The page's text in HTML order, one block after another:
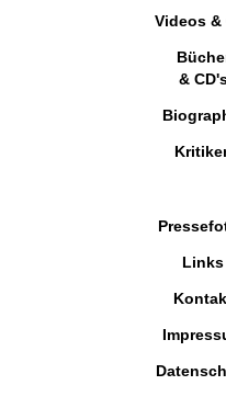
Videos &
&
Links